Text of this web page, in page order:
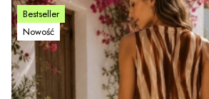
Bestseller
Nowość